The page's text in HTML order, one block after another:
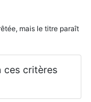
mais le titre paraît
ces critères